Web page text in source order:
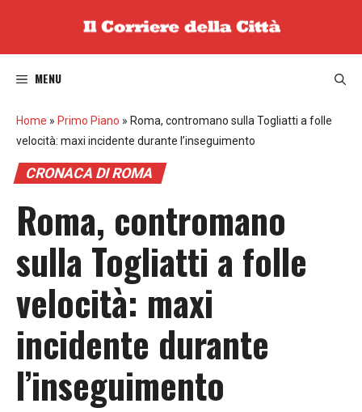
MENU
Home » Primo Piano » Roma, contromano sulla Togliatti a folle
velocità: maxi incidente durante l’inseguimento
CRONACA DI ROMA
Roma, contromano
sulla Togliatti a folle
velocità: maxi
incidente durante
l’inseguimento